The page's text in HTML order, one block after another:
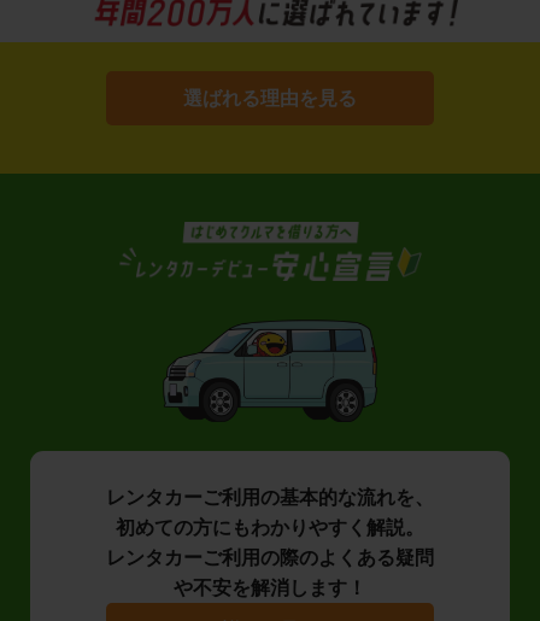
選ばれる理由を見る
レンタカーご利用の基本的な流れを、
初めての方にもわかりやすく解説。
レンタカーご利用の際のよくある疑問
や不安を解消します！